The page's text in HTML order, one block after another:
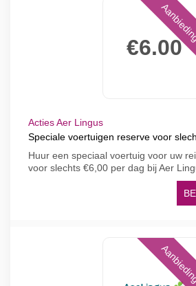
€6.00
Acties Aer Lingus
Speciale voertuigen reserve voor
Huur een speciaal voertuig voor uw
voor slechts €6,00 per dag bij Aer